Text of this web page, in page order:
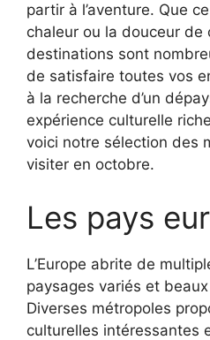
partir à l’aventure. Que
chaleur ou la douceur de
destinations sont
de satisfaire toutes vos
à la recherche d’un
expérience culturelle
voici notre sélection des
visiter en octobre.
Les pays
L’Europe abrite de
paysages variés et
Diverses métropoles
culturelles intéressantes